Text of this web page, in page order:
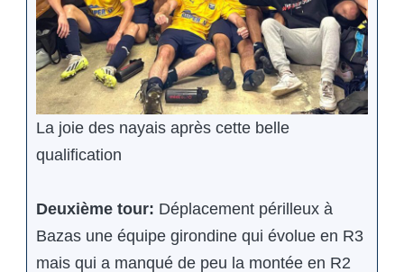
La joie des nayais après cette belle
qualification
Deuxième tour: Déplacement périlleux à
Bazas une équipe girondine qui évolue en R3
mais qui a manqué de peu la montée en R2